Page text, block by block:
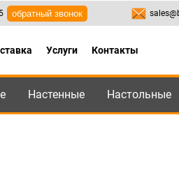
95 ,8-800-550-95-45
обратный звонок
Услуги Контакты
Настенные Настольные